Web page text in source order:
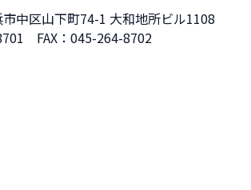
中区山下町74-1 大和地所ビル1108
FAX：045-264-8702